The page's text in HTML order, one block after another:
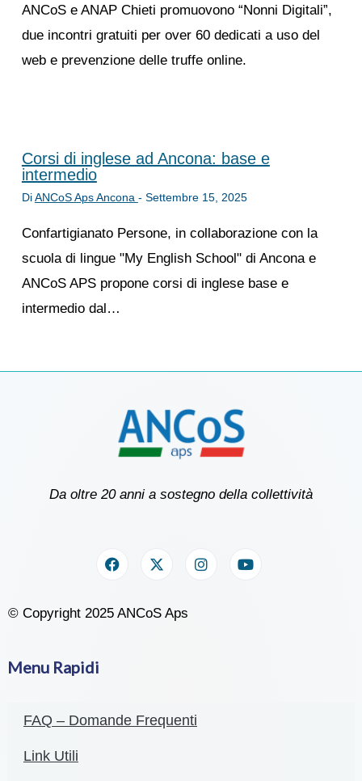
ANCoS e ANAP Chieti promuovono “Nonni Digitali”,
due incontri gratuiti per over 60 dedicati a uso del
web e prevenzione delle truffe online.
Corsi di inglese ad Ancona: base e
intermedio
DiANCoS Aps Ancona - Settembre 15, 2025
Confartigianato Persone, in collaborazione con la
scuola di lingue "My English School" di Ancona e
ANCoS APS propone corsi di inglese base e
intermedio dal…
Da oltre 20 anni a sostegno della collettività
© Copyright 2025 ANCoS Aps
Menu Rapidi
FAQ – Domande Frequenti
Link Utili